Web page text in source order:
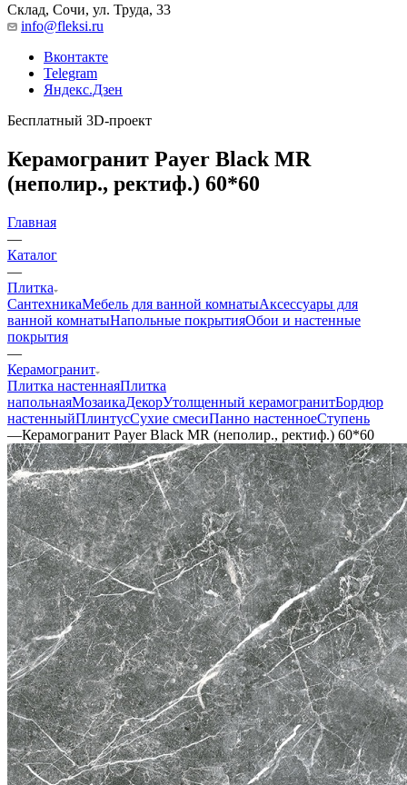
Склад, Сочи, ул. Труда, 33
info@fleksi.ru
Вконтакте
Telegram
Яндекс.Дзен
Бесплатный 3D-проект
Керамогранит Payer Black MR
(неполир., ректиф.) 60*60
Главная
—
Каталог
—
Плитка
СантехникаМебель для ванной комнатыАксессуары для
ванной комнатыНапольные покрытияОбои и настенные
покрытия
—
Керамогранит
Плитка настеннаяПлитка
напольнаяМозаикаДекорУтолщенный керамогранитБордюр
настенныйПлинтусСухие смесиПанно настенноеСтупень
—Керамогранит Payer Black MR (неполир., ректиф.) 60*60